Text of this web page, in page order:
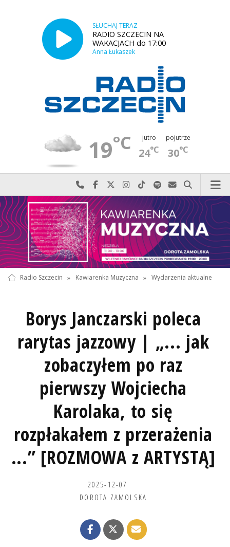
SŁUCHAJ TERAZ
RADIO SZCZECIN NA
WAKACJACH do 17:00
Anna Łukaszek
19°C jutro
24°C
pojutrze
30°C
Najlepiej po prostu do nas zadzwoń
Odwiedź nas na Facebook-u
Odwiedź nas na X
Odwiedź nas na Instagram-ie
Odwiedź nas na TikTok-u
Szukaj nas na Spotify
Wyślij do nas
Szukaj
Radio Szczecin » Kawiarenka Muzyczna » Wydarzenia aktualne
Borys Janczarski poleca
rarytas jazzowy | „... jak
zobaczyłem po raz
pierwszy Wojciecha
Karolaka, to się
rozpłakałem z przerażenia
...” [ROZMOWA z ARTYSTĄ]
2025-12-07
DOROTA ZAMOLSKA